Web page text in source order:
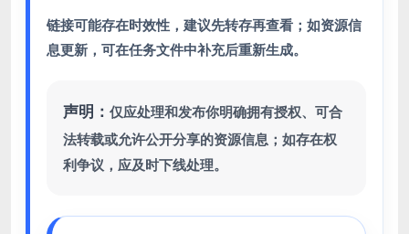
链接可能存在时效性，建议先转存再查看；如资源信
息更新，可在任务文件中补充后重新生成。
声明： 仅应处理和发布你明确拥有授权、可合
法转载或允许公开分享的资源信息；如存在权
利争议，应及时下线处理。